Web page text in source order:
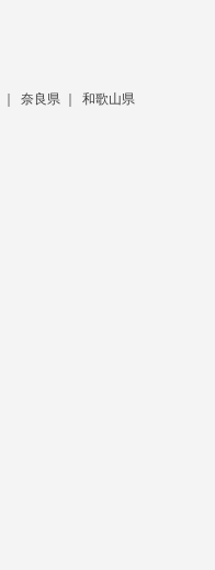
奈良県 和歌山県